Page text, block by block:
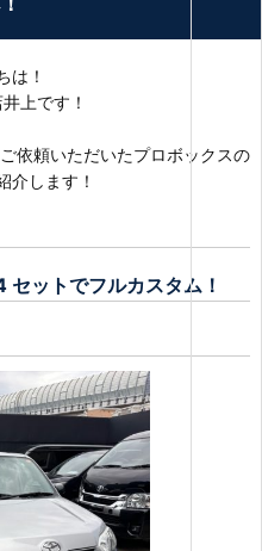
は！
上です！
依頼いただいたプロボックスの
介します！
セットでフルカスタム！